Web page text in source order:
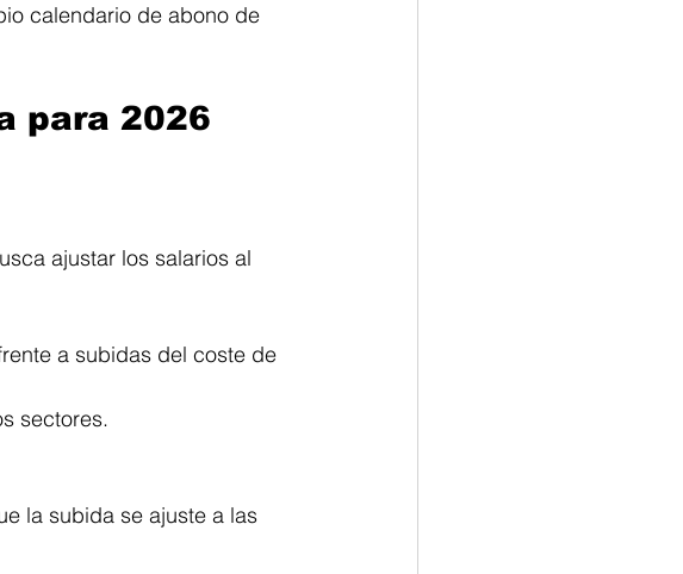
calendario de abono de
para 2026
ajustar los salarios al
a subidas del coste de
sectores.
la subida se ajuste a las